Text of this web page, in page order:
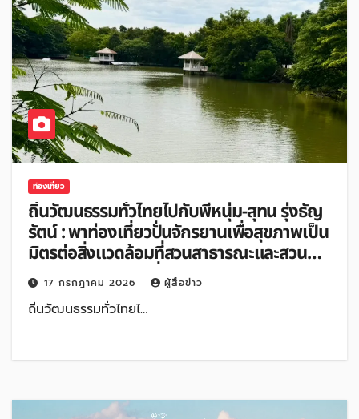
ท่องเที่ยว
ถิ่นวัฒนธรรมทั่วไทยไปกับพี่หนุ่ม-สุทน รุ่งธัญ
รัตน์ : พาท่องเที่ยวปั่นจักรยานเพื่อสุขภาพเป็น
มิตรต่อสิ่งแวดล้อมที่สวนสาธารณะและสวน
พฤกษชาติศรีนครเขื่อนขันธ์ย่านชุมชนคุ้งบาง
กะเจ้า อำเภอพระประแดง จังหวัด
สมุทรปราการ
17 กรกฎาคม 2026 ผู้สื่อข่าว
ถิ่นวัฒนธรรมทั่วไทยไ…